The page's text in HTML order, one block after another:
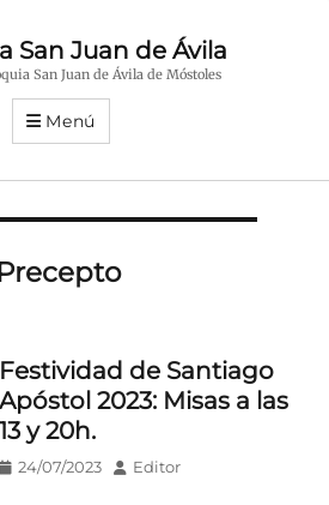
San Juan de Ávila
San Juan de Ávila de Móstoles
Menú
Festividad de Santiago
Apóstol 2023: Misas a las
13 y 20h.
Publicado
24/07/2023 AutorEditor